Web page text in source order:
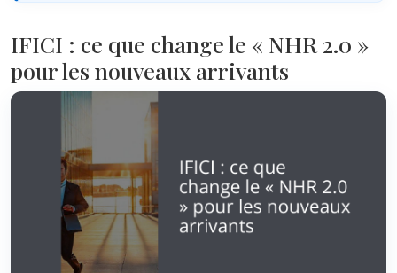
IFICI : ce que change le « NHR 2.0 »
pour les nouveaux arrivants